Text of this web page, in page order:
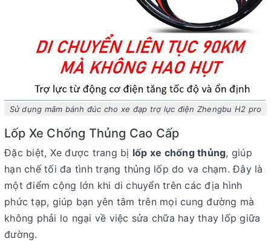
Sử dụng mâm bánh đúc cho xe đạp trợ lực điện Zhengbu H2 pro
Lốp Xe Chống Thủng Cao Cấp
Đặc biệt, Xe được trang bị lốp xe chống thủng, giúp
hạn chế tối đa tình trạng thủng lốp do va chạm. Đây là
một điểm cộng lớn khi di chuyển trên các địa hình
phức tạp, giúp bạn yên tâm trên mọi cung đường mà
không phải lo ngại về việc sửa chữa hay thay lốp giữa
đường.